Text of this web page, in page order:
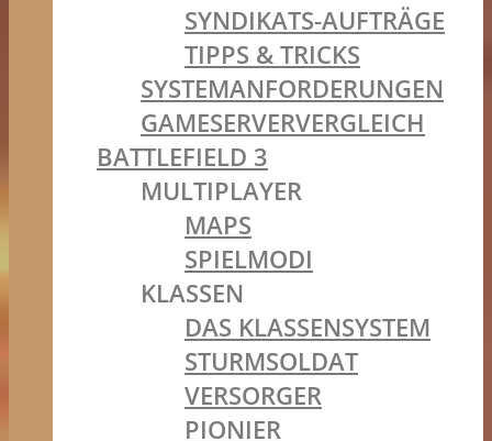
SYNDIKATS-AUFTRÄGE
TIPPS & TRICKS
SYSTEMANFORDERUNGEN
GAMESERVERVERGLEICH
BATTLEFIELD 3
MULTIPLAYER
MAPS
SPIELMODI
KLASSEN
DAS KLASSENSYSTEM
STURMSOLDAT
VERSORGER
PIONIER